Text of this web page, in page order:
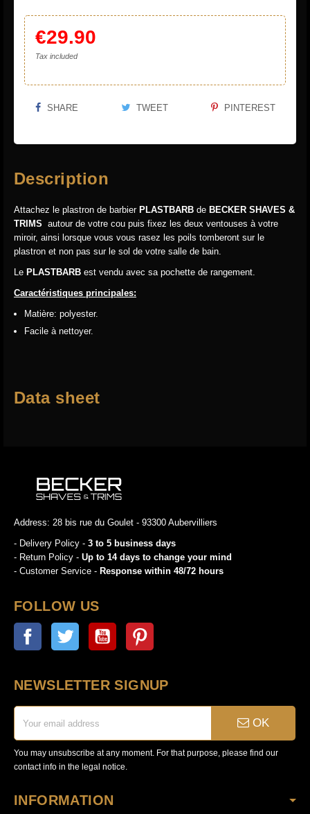
€29.90
Tax included
SHARE TWEET PINTEREST
Description
Attachez le plastron de barbier PLASTBARB de BECKER SHAVES &
TRIMS autour de votre cou puis fixez les deux ventouses à votre
miroir, ainsi lorsque vous vous rasez les poils tomberont sur le
plastron et non pas sur le sol de votre salle de bain.
Le PLASTBARB est vendu avec sa pochette de rangement.
Caractéristiques principales:
Matière: polyester.
Facile à nettoyer.
Data sheet
Address: 28 bis rue du Goulet - 93300 Aubervilliers
- Delivery Policy - 3 to 5 business days
- Return Policy - Up to 14 days to change your mind
- Customer Service - Response within 48/72 hours
FOLLOW US
Facebook Twitter YouTube
NEWSLETTER SIGNUP
OK
You may unsubscribe at any moment. For that purpose, please find our
contact info in the legal notice.
INFORMATION